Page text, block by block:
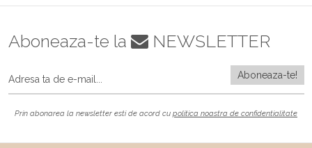
Aboneaza-te la NEWSLETTER
Prin abonarea la newsletter esti de acord cu politica noastra de confidentialitate